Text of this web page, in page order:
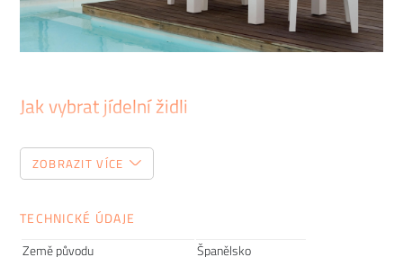
Jak vybrat jídelní židli
Tento zdánlivě jednoduchý kousek nábytku patří mezi
položky, do kterých je dobré investovat. Pokud totiž začnete
hned po ránu. Proto vám dnes poradíme, jak vybrat jídelní
ZOBRAZIT VÍCE
TECHNICKÉ ÚDAJE
Země původu
Španělsko